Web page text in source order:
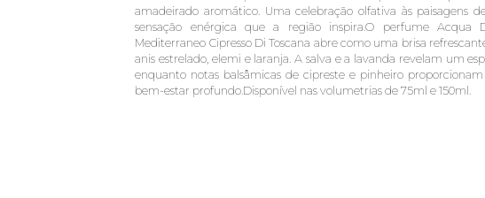
amadeirado aromático. Uma celebração olfativa às paisagens
sensação enérgica que a região inspira.O perfume Acqua
Mediterraneo Cipresso Di Toscana abre como uma brisa
anis estrelado, elemi e laranja. A salva e a lavanda revelam um
enquanto notas balsâmicas de cipreste e pinheiro proporcionam
bem-estar profundo.Disponível nas volumetrias de 75ml e 150ml.